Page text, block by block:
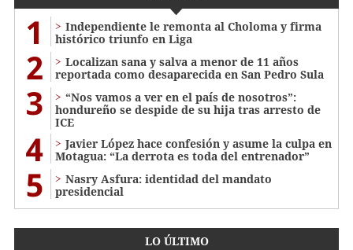
1
Independiente le remonta al Choloma y firma
histórico triunfo en Liga
2
Localizan sana y salva a menor de 11 años
reportada como desaparecida en San Pedro Sula
3
“Nos vamos a ver en el país de nosotros”:
hondureño se despide de su hija tras arresto de
ICE
4
Javier López hace confesión y asume la culpa en
Motagua: “La derrota es toda del entrenador”
5
Nasry Asfura: identidad del mandato
presidencial
LO ÚLTIMO